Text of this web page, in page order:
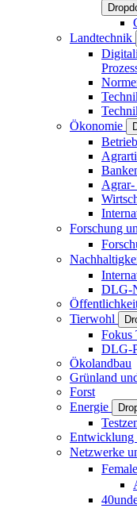
Landtechnik
Ökonomie
Agrar-
Forschung
DLG-
Tierwohl
Fokus
DLG-
Ökolandbau
Grünland
Forst
Energie
Entwicklung
Netzwerke